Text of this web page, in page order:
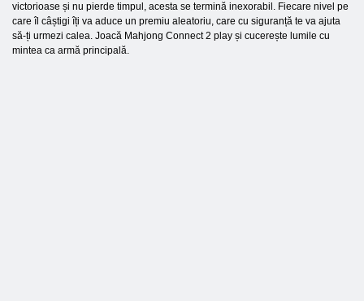
victorioase și nu pierde timpul, acesta se termină inexorabil. Fiecare nivel pe
care îl câștigi îți va aduce un premiu aleatoriu, care cu siguranță te va ajuta
să-ți urmezi calea. Joacă Mahjong Connect 2 play și cucerește lumile cu
mintea ca armă principală.